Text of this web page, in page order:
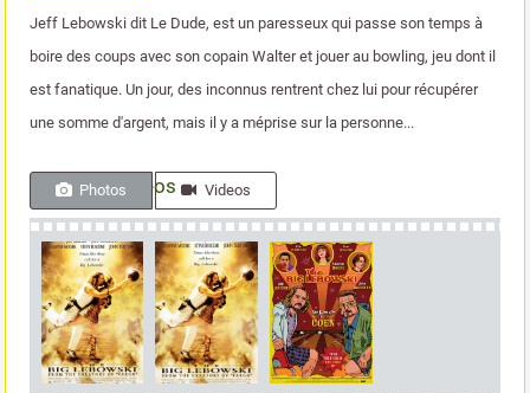
Jeff Lebowski dit Le Dude, est un paresseux qui passe son temps à
boire des coups avec son copain Walter et jouer au bowling, jeu dont il
est fanatique. Un jour, des inconnus rentrent chez lui pour récupérer
une somme d'argent, mais il y a méprise sur la personne...
Photos & videos
Photos Videos